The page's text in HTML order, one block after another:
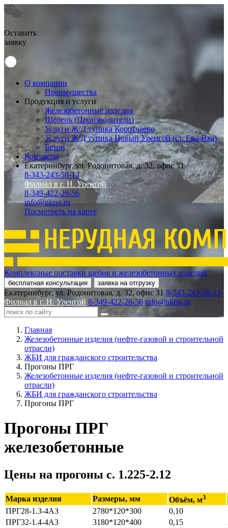
Оставить
заявку
О компании
Преимущества
Продукция и услуги
Железобетонные изделия
Щебень (Производители)
Услуги Ж/Д тупика Коротчаево
Услуги Ж/Д тупика Новый Уренгой (ст. Ева-Яха)
Бетон
Контакты
Екатеринбург, ул. Родонитовая, д. 32, офис 31
8-343-243-58-13
Филиал в г. Н. Уренгой
8-349-422-26-56
info@nkrss.ru
Посмотреть на карте
Комплексные поставки щебня и железобетонных изделий
бесплатная консультация заявка на отгрузку
Екатеринбург, ул. Родонитовая, д. 32, офис 31 8-343-243-58-13
Филиал в г. Н. Уренгой 8-349-422-26-56 info@nkrss.ru
Главная
Железобетонные изделия (нефте-газовой и строительной
отрасли)
ЖБИ для гражданского строительства
Прогоны ПРГ
Железобетонные изделия (нефте-газовой и строительной
отрасли)
ЖБИ для гражданского строительства
Прогоны ПРГ
Прогоны ПРГ
железобетонные
Цены на прогоны с. 1.225-2.12
Марка изделия Размеры, мм Объём, м3
ПРГ28-1.3-4А3
2780*120*300 0,10
ПРГ32-1.4-4А3
3180*120*400 0,15